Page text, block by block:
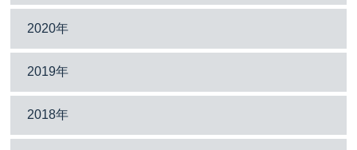
2020年
2019年
2018年